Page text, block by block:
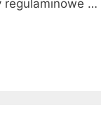
regulaminowe …